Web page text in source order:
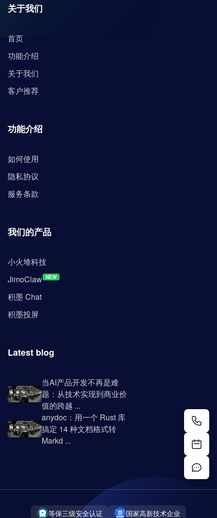
关于我们
首页
功能介绍
关于我们
客户推荐
功能介绍
如何使用
隐私协议
服务条款
我们的产品
小火堆科技
JimoClaw NEW
积墨 Chat
积墨投屏
Latest blog
当AI产品开发不再是难
题：从技术实现到商业价
值的跨越 ...
anydoc：用一个 Rust 库
搞定 14 种文档格式转
Markd ...
等保三级安全认证 国家高新技术企业